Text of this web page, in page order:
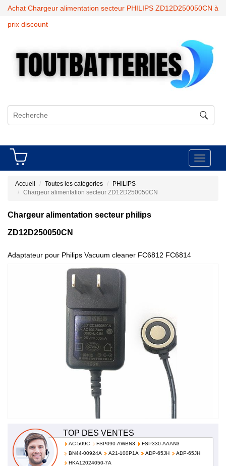
Achat Chargeur alimentation secteur PHILIPS ZD12D250050CN à
prix discount
Toggle
Accueil Toutes les catégories
PHILIPS
Chargeur alimentation secteur ZD12D250050CN
Chargeur alimentation secteur philips
ZD12D250050CN
Adaptateur pour Philips Vacuum cleaner FC6812 FC6814
FC6813 100-240V 50/60Hz 0.5A ZD12D250050CN
TOP DES VENTES
AC-509C FSP090-AWBN3
FSP330-AAAN3
BN44-00924A
A21-100P1A ADP-65JH
ADP-65JH
HKA12024050-7A